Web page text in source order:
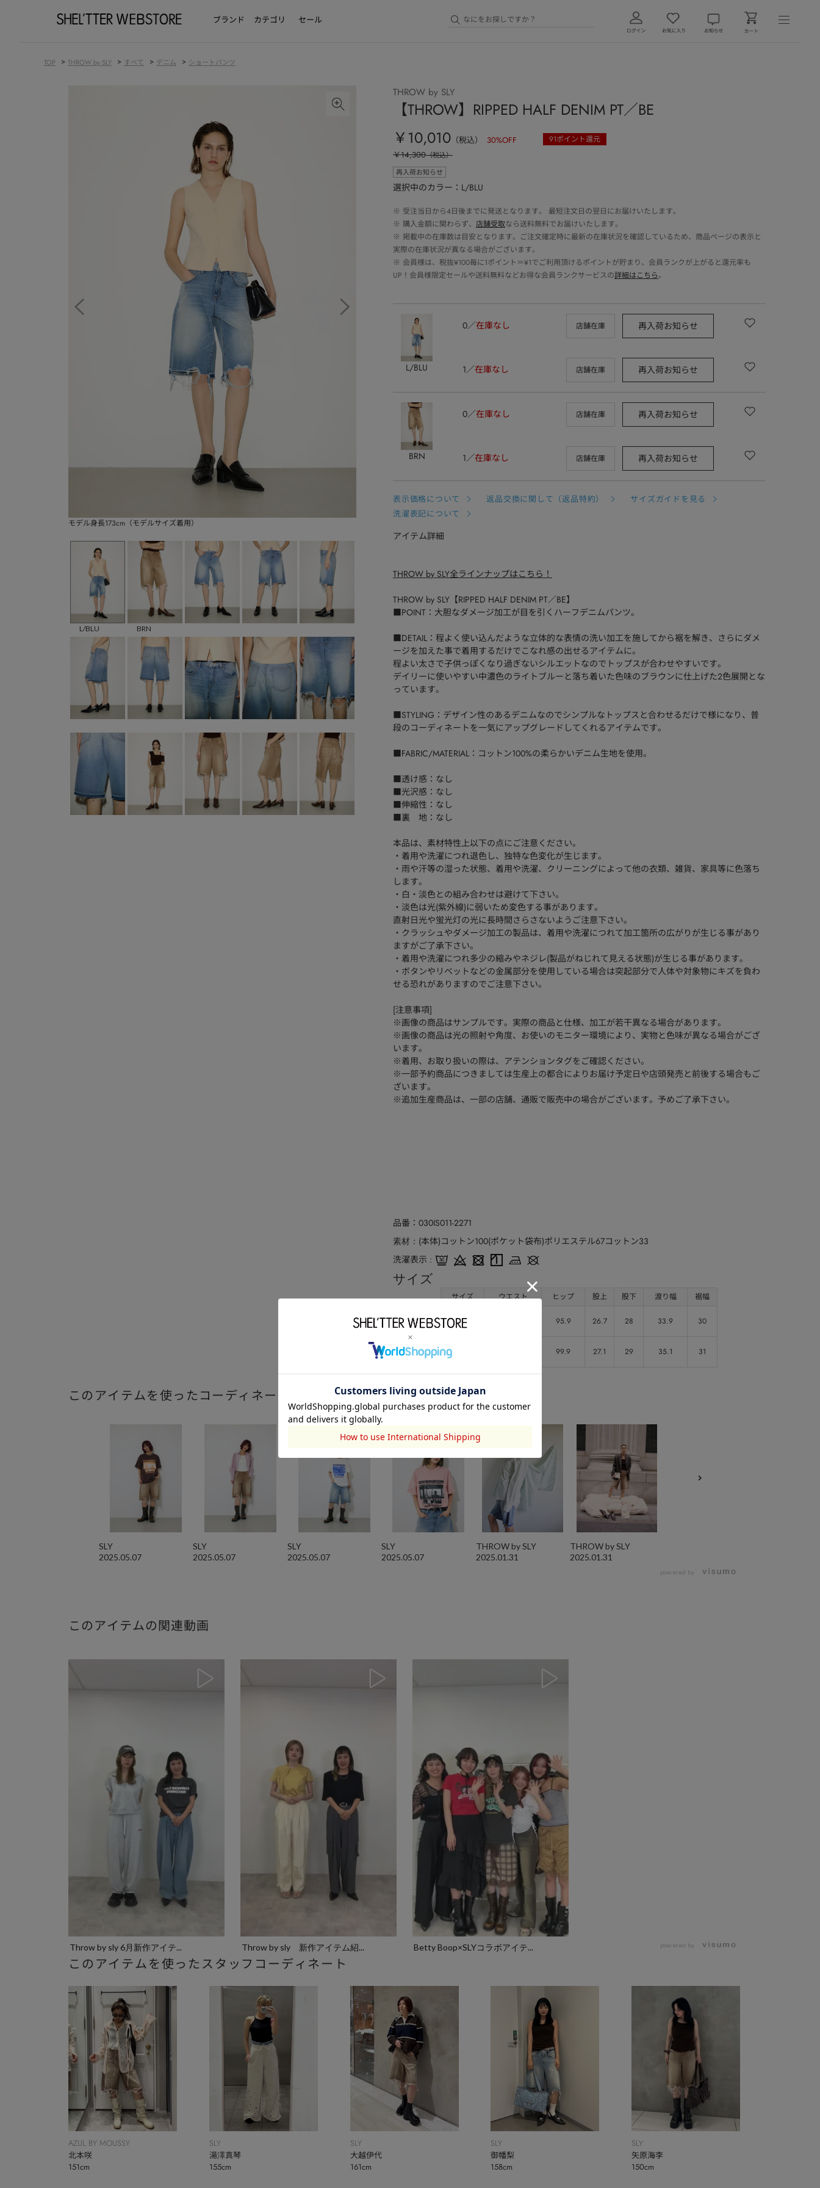
ブランド カテゴリ セール
TOP > THROW by SLY > すべて > デニム > ショートパンツ
モデル身長173cm（モデルサイズ着用）
L/BLU BRN
THROW by SLY
【THROW】RIPPED HALF DENIM PT／BE
￥10,010 （税込） 30%OFF 91ポイント還元
￥14,300（税込）
再入荷お知らせ
選択中のカラー：L/BLU
※ 受注当日から4日後までに発送となります。 最短注文日の翌日にお届けいたします。
※ 購入金額に関わらず、 店舗受取なら送料無料でお届けいたします。
※ 掲載中の在庫数は目安となります。ご注文確定時に最新の在庫状況を確認しているため、商品ページの表示と
実際の在庫状況が異なる場合がございます。
※ 会員様は、税抜¥100毎に1ポイント＝¥1でご利用頂けるポイントが貯まり、会員ランクが上がると還元率も
UP！会員様限定セールや送料無料などお得な会員ランクサービスの詳細はこちら。
L/BLU
0 在庫なし 店舗在庫 再入荷お知らせ
1 在庫なし 店舗在庫 再入荷お知らせ
BRN
0 在庫なし 店舗在庫 再入荷お知らせ
1 在庫なし 店舗在庫 再入荷お知らせ
表示価格について 返品交換に関して（返品特約）
サイズガイドを見る
洗濯表記について
アイテム詳細
THROW by SLY全ラインナップはこちら！
THROW by SLY【RIPPED HALF DENIM PT／BE】
■POINT：大胆なダメージ加工が目を引くハーフデニムパンツ。
■DETAIL：程よく使い込んだような立体的な表情の洗い加工を施してから裾を解き、さらにダメ
ージを加えた事で着用するだけでこなれ感の出せるアイテムに。
程よい太さで子供っぽくなり過ぎないシルエットなのでトップスが合わせやすいです。
デイリーに使いやすい中濃色のライトブルーと落ち着いた色味のブラウンに仕上げた2色展開とな
っています。
■STYLING：デザイン性のあるデニムなのでシンプルなトップスと合わせるだけで様になり、普
段のコーディネートを一気にアップグレードしてくれるアイテムです。
■FABRIC/MATERIAL：コットン100%の柔らかいデニム生地を使用。
■透け感：なし
■光沢感：なし
■伸縮性：なし
■裏 地：なし
本品は、素材特性上以下の点にご注意ください。
・着用や洗濯につれ退色し、独特な色変化が生じます。
・雨や汗等の湿った状態、着用や洗濯、クリーニングによって他の衣類、雑貨、家具等に色落ち
します。
・白・淡色との組み合わせは避けて下さい。
・淡色は光(紫外線)に弱いため変色する事があります。
直射日光や蛍光灯の光に長時間さらさないようご注意下さい。
・クラッシュやダメージ加工の製品は、着用や洗濯につれて加工箇所の広がりが生じる事があり
ますがご了承下さい。
・着用や洗濯につれ多少の縮みやネジレ(製品がねじれて見える状態)が生じる事があります。
・ボタンやリベットなどの金属部分を使用している場合は突起部分で人体や対象物にキズを負わ
せる恐れがありますのでご注意下さい。
[注意事項]
※画像の商品はサンプルです。実際の商品と仕様、加工が若干異なる場合があります。
※画像の商品は光の照射や角度、お使いのモニター環境により、実物と色味が異なる場合がござ
います。
※着用、お取り扱いの際は、アテンションタグをご確認ください。
※一部予約商品につきましては生産上の都合によりお届け予定日や店頭発売と前後する場合もご
ざいます。
※追加生産商品は、一部の店舗、通販で販売中の場合がございます。予めご了承下さい。
品番 030IS011-2271
素材
(本体)コットン100(ポケット袋布)ポリエステル67コットン33
洗濯表示
サイズ
サイズ ウエスト ヒップ 股上 股下 渡り幅 裾幅
0 95.9 26.7 28 33.9 30
99.9 27.1 29 35.1 31
このアイテムを使ったコーディネート
2025.05.07
SLY
2025.05.07
SLY
2025.05.07
SLY
2025.05.07
SLY
2025.01.31
THROW by SLY
2025.01.31
THROW by SLY
powered by
このアイテムの関連動画
Throw by sly 6月新作アイテ... Throw by sly 新作アイテム紹... Betty Boop×SLYコラボアイテ... powered by
このアイテムを使ったスタッフコーディネート
AZUL BY MOUSSY
北本咲
151cm
SLY
湯澤真琴
155cm
SLY
大越伊代
161cm
SLY
御幡梨
158cm
SLY
矢原海李
150cm